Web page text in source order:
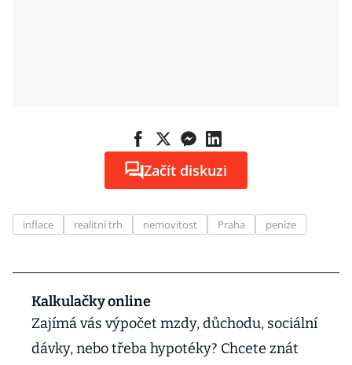
Začít diskuzi
inflace realitní trh nemovitost Praha peníze
Kalkulačky online
Zajímá vás výpočet mzdy, důchodu, sociální
dávky, nebo třeba hypotéky? Chcete znát